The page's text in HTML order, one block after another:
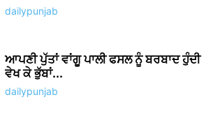
dailypunjab
ਆਪਣੀ ਪੁੱਤਾਂ ਵਾਂਗੂ ਪਾਲੀ ਫਸਲ ਨੂੰ ਬਰਬਾਦ ਹੁੰਦੀ
ਵੇਖ ਕੇ ਭੁੱਬਾਂ...
dailypunjab